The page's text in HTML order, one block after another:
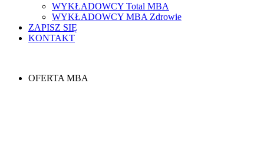
WYKŁADOWCY Total MBA
WYKŁADOWCY MBA Zdrowie
ZAPISZ SIĘ
KONTAKT
OFERTA MBA